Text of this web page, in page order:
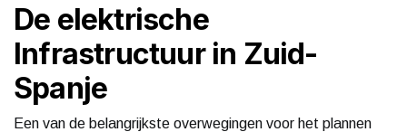
De elektrische
Infrastructuur in Zuid-
Spanje
Een van de belangrijkste overwegingen voor het plannen